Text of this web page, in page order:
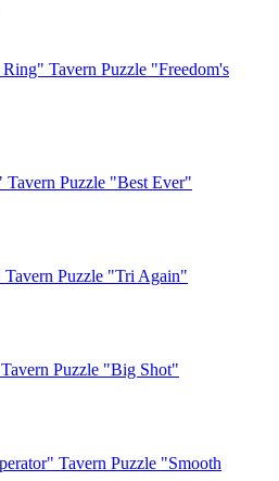
Tavern Puzzle "Freedom's
Tavern Puzzle "Best Ever"
Tavern Puzzle "Tri Again"
Tavern Puzzle "Big Shot"
Tavern Puzzle "Smooth